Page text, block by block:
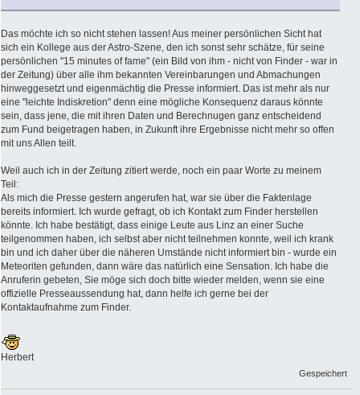
Das möchte ich so nicht stehen lassen! Aus meiner persönlichen Sicht hat
sich ein Kollege aus der Astro-Szene, den ich sonst sehr schätze, für seine
persönlichen "15 minutes of fame" (ein Bild von ihm - nicht von Finder - war in
der Zeitung) über alle ihm bekannten Vereinbarungen und Abmachungen
hinweggesetzt und eigenmächtig die Presse informiert. Das ist mehr als nur
eine "leichte Indiskretion" denn eine mögliche Konsequenz daraus könnte
sein, dass jene, die mit ihren Daten und Berechnugen ganz entscheidend
zum Fund beigetragen haben, in Zukunft ihre Ergebnisse nicht mehr so offen
mit uns Allen teilt.
Weil auch ich in der Zeitung zitiert werde, noch ein paar Worte zu meinem
Teil:
Als mich die Presse gestern angerufen hat, war sie über die Faktenlage
bereits informiert. Ich wurde gefragt, ob ich Kontakt zum Finder herstellen
könnte. Ich habe bestätigt, dass einige Leute aus Linz an einer Suche
teilgenommen haben, ich selbst aber nicht teilnehmen konnte, weil ich krank
bin und ich daher über die näheren Umstände nicht informiert bin - wurde ein
Meteoriten gefunden, dann wäre das natürlich eine Sensation. Ich habe die
Anruferin gebeten, Sie möge sich doch bitte wieder melden, wenn sie eine
offizielle Presseaussendung hat, dann helfe ich gerne bei der
Kontaktaufnahme zum Finder.
Herbert
Gespeichert